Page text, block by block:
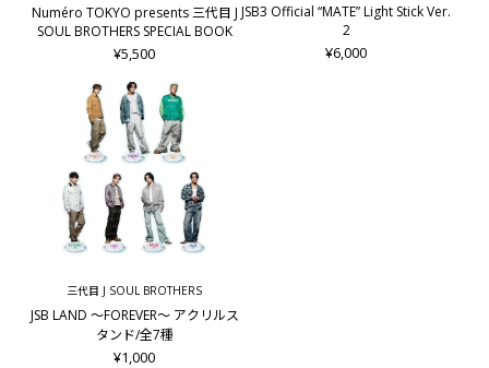
Numéro TOKYO presents 三代目 J
SOUL BROTHERS SPECIAL BOOK
¥5,500
JSB3 Official “MATE” Light Stick Ver.
2
¥6,000
三代目 J SOUL BROTHERS
JSB LAND ～FOREVER～ アクリルス
タンド/全7種
¥1,000